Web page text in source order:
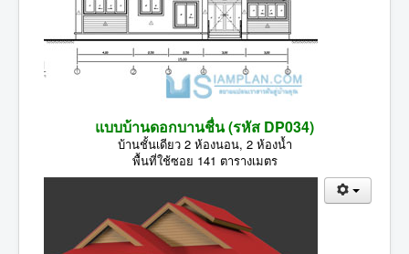
แบบบ้านดอกบานชื่น (รหัส DP034)
บ้านชั้นเดียว 2 ห้องนอน, 2 ห้องน้ำ
พื้นที่ใช้ซอย 141 ตารางเมตร